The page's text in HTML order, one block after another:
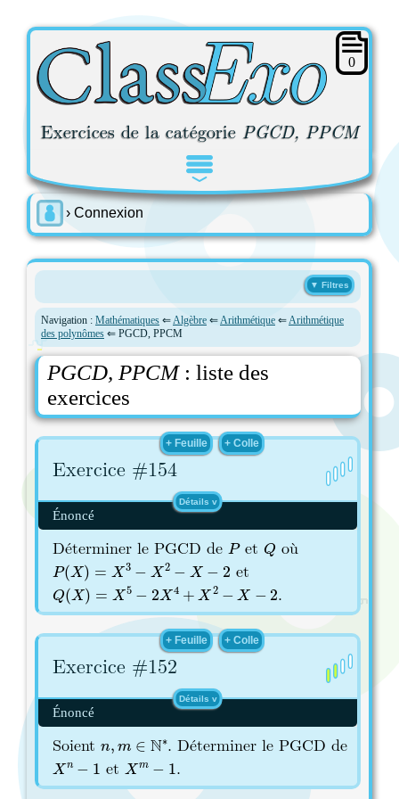
Exercices de la catégorie PGCD, PPCM
0
Navigation : Mathématiques ⇐ Algèbre ⇐ Arithmétique ⇐ Arithmétique
des polynômes ⇐ PGCD, PPCM
PGCD, PPCM: liste des
exercices
Exercice #154
Énoncé
Déterminer le PGCD de PetQ où
P(X)=X3−X2 − X−2 et
Q (X) =X5− X4+ X 2− X− 2 .
Exercice #152
Énoncé
Soient n,m∈N∗. Déterminer le PGCD de
Xn−1 etXm−1 .